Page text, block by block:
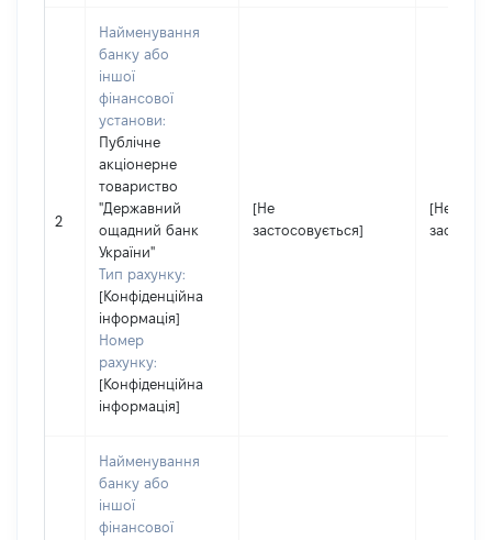
2
Найменування
банку або
іншої
фінансової
установи:
Публічне
акціонерне
товариство
"Державний
ощадний банк
України"
Тип рахунку:
[Конфіденційна
інформація]
Номер
рахунку:
[Конфіденційна
інформація]
[Не
застосовується]
[Не
Найменування
банку або
іншої
фінансової